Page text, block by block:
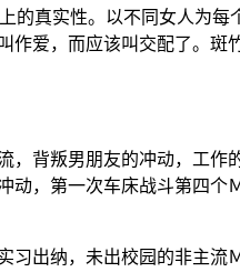
真实性。以不同女人为
爱，而应该叫交配了。斑
背叛男朋友的冲动，工作
，第一次车床战斗第四个
出纳，未出校园的非主流